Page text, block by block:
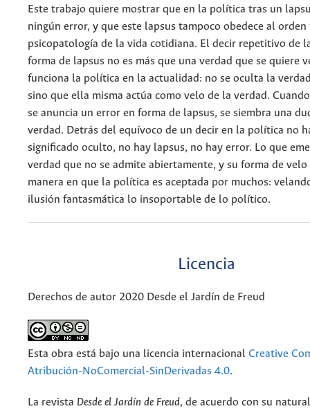
Este trabajo quiere mostrar que en la política tras un
ningún error, y que este lapsus tampoco obedece al
psicopatología de la vida cotidiana. El decir repetitivo de
forma de lapsus no es más que una verdad que se quiere
funciona la política en la actualidad: no se oculta la
sino que ella misma actúa como velo de la verdad.
se anuncia un error en forma de lapsus, se siembra una
verdad. Detrás del equívoco de un decir en la política no
significado oculto, no hay lapsus, no hay error. Lo que
verdad que no se admite abiertamente, y su forma de velo
manera en que la política es aceptada por muchos:
ilusión fantasmática lo insoportable de lo político.
Licencia
Derechos de autor 2020 Desde el Jardín de Freud
Esta obra está bajo una licencia internacional Creative
Atribución-NoComercial-SinDerivadas 4.0.
La revista Desde el Jardín de Freud, de acuerdo con su